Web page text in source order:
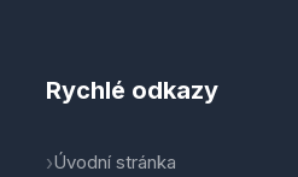
Rychlé odkazy
Úvodní stránka